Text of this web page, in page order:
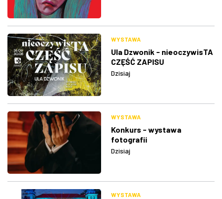
WYSTAWA
Ula Dzwonik - nieoczywisTA
CZĘŚĆ ZAPISU
Dzisiaj
WYSTAWA
Konkurs - wystawa
fotografii
Dzisiaj
WYSTAWA